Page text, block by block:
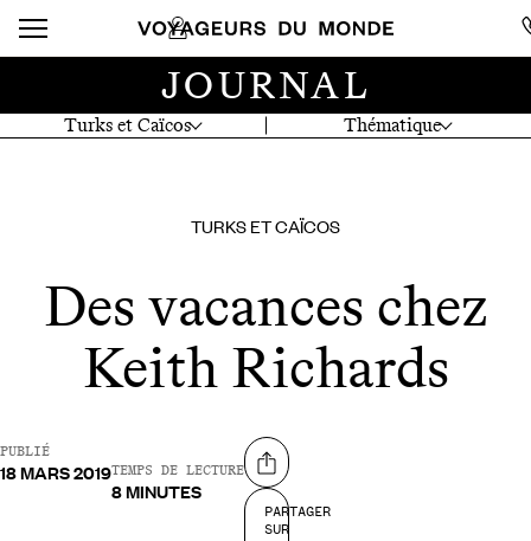
Turks et Caïcos Thématique
JOURNAL
TURKS ET CAÏCOS
Des vacances chez
Keith Richards
PUBLIÉ
18 MARS 2019TEMPS DE LECTURE
8 MINUTES
Partager sur
PARTAGER
SUR